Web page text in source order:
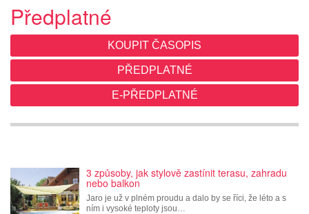
Předplatné
KOUPIT ČASOPIS
PŘEDPLATNÉ
E-PŘEDPLATNÉ
3 způsoby, jak stylově zastínit terasu, zahradu
nebo balkon
Jaro je už v plném proudu a dalo by se říci, že léto a s
ním i vysoké teploty jsou…